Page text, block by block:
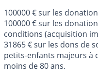
100000 € sur les
100000 € sur les
conditions (acquisition
31865 € sur les dons de
petits-enfants majeurs à
moins de 80 ans.